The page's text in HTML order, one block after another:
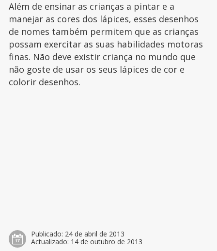
Além de ensinar as crianças a pintar e a
manejar as cores dos lápices, esses desenhos
de nomes também permitem que as crianças
possam exercitar as suas habilidades motoras
finas. Não deve existir criança no mundo que
não goste de usar os seus lápices de cor e
colorir desenhos.
Publicado: 24 de abril de 2013
Actualizado: 14 de outubro de 2013